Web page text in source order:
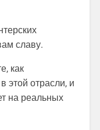
славу.
как
этой отрасли, и
на реальных